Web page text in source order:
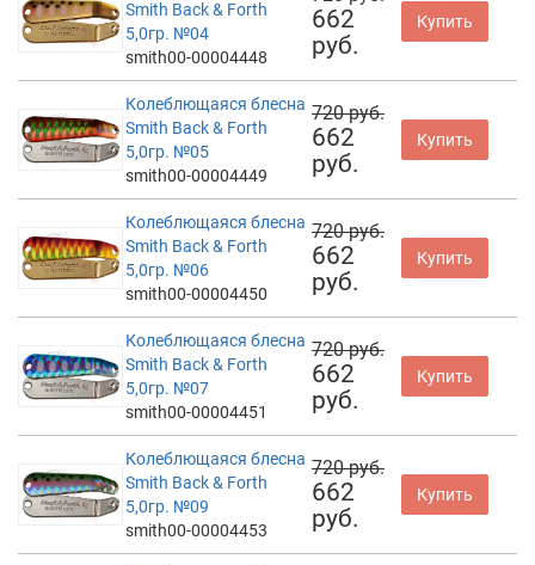
Smith Back & Forth
5,0гр. №04
smith00-00004448
662
руб.
Купить
Колеблющаяся блесна
Smith Back & Forth
5,0гр. №05
smith00-00004449
720 руб.
662
руб.
Купить
Колеблющаяся блесна
Smith Back & Forth
5,0гр. №06
smith00-00004450
720 руб.
662
руб.
Купить
Колеблющаяся блесна
Smith Back & Forth
5,0гр. №07
smith00-00004451
720 руб.
662
руб.
Купить
Колеблющаяся блесна
Smith Back & Forth
5,0гр. №09
smith00-00004453
720 руб.
662
руб.
Купить